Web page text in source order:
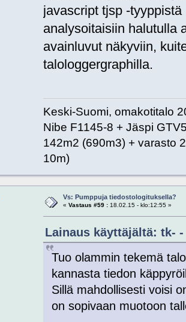
javascript tjsp -
analysoitaisiin halutulla
avainluvut näkyviin,
talologgergraphilla.
Keski-Suomi, omakotitalo
Nibe F1145-8 + Jäspi
142m2 (690m3) + varasto
10m)
Vs: Pumppuja tiedostologituksella?
« Vastaus #59 :18.02.15 - klo:12:55 »
Lainaus käyttäjältä: tk- -
Tuo olammin tekemä
kannasta tiedon
Sillä mahdollisesti voisi
on sopivaan muotoon